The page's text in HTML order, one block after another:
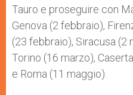
Tauro e proseguire con
Genova (2 febbraio),
(23 febbraio), Siracusa (2
Torino (16 marzo),
e Roma (11 maggio).